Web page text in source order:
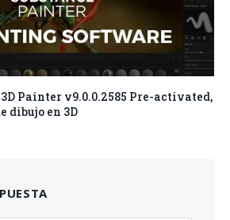
Painter v9.0.0.2585 Pre-activated,
dibujo en 3D